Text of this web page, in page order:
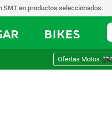
SMT en productos seleccionados.
Ofertas Motos